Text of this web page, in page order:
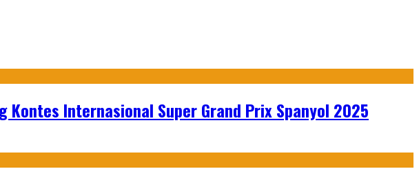
Kontes Internasional Super Grand Prix Spanyol 2025